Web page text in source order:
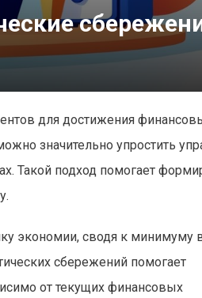
для достижения
значительно упростить
Такой подход помогает
экономии, сводя к минимуму
сбережений помогает
от текущих финансовых